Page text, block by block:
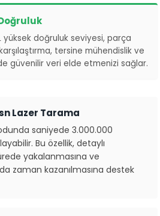
yüksek doğruluk seviyesi, parça
tersine mühendislik ve
güvenilir veri elde etmenizi sağlar.
Lazer Tarama
saniyede 3.000.000
Bu özellik, detaylı
yakalanmasına ve
zaman kazanılmasına destek